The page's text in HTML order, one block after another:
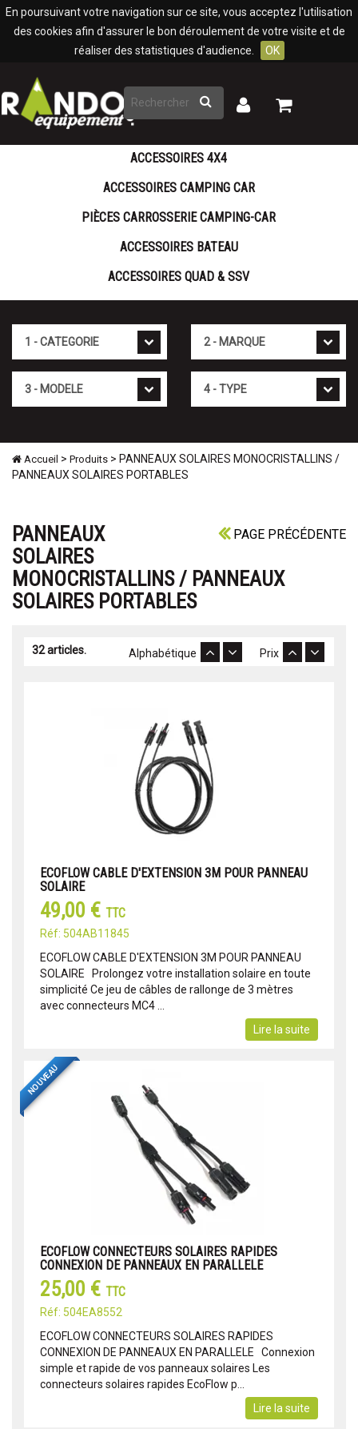
En poursuivant votre navigation sur ce site, vous acceptez l'utilisation
des cookies afin d'assurer le bon déroulement de votre visite et de
réaliser des statistiques d'audience.
OK
Rechercher
Mon
Mon
ACCESSOIRES 4X4
ACCESSOIRES CAMPING CAR
PIÈCES CARROSSERIE CAMPING-CAR
ACCESSOIRES BATEAU
ACCESSOIRES QUAD & SSV
Accueil > Produits > PANNEAUX SOLAIRES MONOCRISTALLINS /
PANNEAUX SOLAIRES PORTABLES
PAGE PRÉCÉDENTE
PANNEAUX
SOLAIRES
MONOCRISTALLINS / PANNEAUX
SOLAIRES PORTABLES
32 articles. Prix
Alphabétique
ECOFLOW CABLE D'EXTENSION 3M POUR PANNEAU
SOLAIRE
49,00 € TTC
Réf: 504AB11845
ECOFLOW CABLE D'EXTENSION 3M POUR PANNEAU
SOLAIRE Prolongez votre installation solaire en toute
simplicité Ce jeu de câbles de rallonge de 3 mètres
avec connecteurs MC4 ...
Lire la suite
NOUVEAU
ECOFLOW CONNECTEURS SOLAIRES RAPIDES
CONNEXION DE PANNEAUX EN PARALLELE
25,00 € TTC
Réf: 504EA8552
ECOFLOW CONNECTEURS SOLAIRES RAPIDES
CONNEXION DE PANNEAUX EN PARALLELE Connexion
simple et rapide de vos panneaux solaires Les
connecteurs solaires rapides EcoFlow p...
Lire la suite
Panneau de gestion des cookies